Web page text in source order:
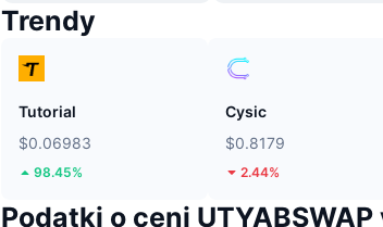
Trendy
Tutorial
$0.06983
98.45%
Cysic
$0.8179
2.44%
Podatki o ceni